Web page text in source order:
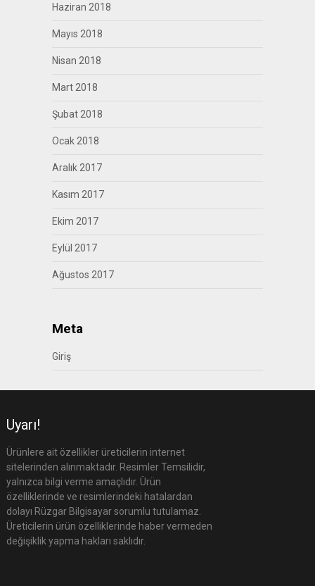
Haziran 2018
Mayıs 2018
Nisan 2018
Mart 2018
Şubat 2018
Ocak 2018
Aralık 2017
Kasım 2017
Ekim 2017
Eylül 2017
Ağustos 2017
Meta
Giriş
Uyarı!
Ürünlere ait özellikler üreticilerin internet
sitelerinden alınmaktadır. Resimler Temsilidir,
yalnızca bilgi verme amaçlıdır. Ürün
özelliklerinde ve resimlerindeki hatalardan
dolayı Rüzgar Bilgisayar sorumlu tutulamaz.
Üreticilerin ürün özelliklerinde haber vermeden
değişiklik yapma hakları saklıdır.